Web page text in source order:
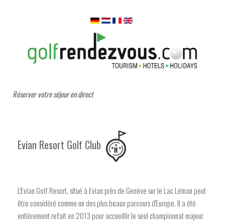
Réserver votre séjour en direct
Evian Resort Golf Club
L'Evian Golf Resort, situé à Evian près de Genève sur le Lac Léman peut
être considéré comme un des plus beaux parcours d'Europe. Il a été
entièrement refait en 2013 pour accueillir le seul championnat majeur